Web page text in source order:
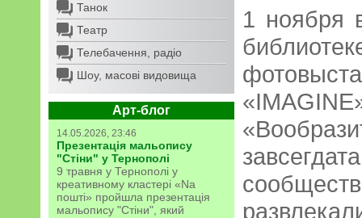
Танок
Театр
Телебачення, радіо
Шоу, масові видовища
Арт-блог
14.05.2026, 23:46
Презентація мальопису
"Стіни" у Тернополі
9 травня у Тернополі у
креативному кластері «Na
пошті» пройшла презентація
мальопису "Стіни", який
1 ноября